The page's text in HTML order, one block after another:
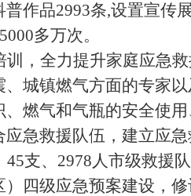
作品2993条,设置宣传
000多万次。
，全力提升家庭应急救
、城镇燃气方面的专家
燃气和气瓶的安全使
急救援队伍，建立应
45支、2978人市级救援
）四级应急预案建设，